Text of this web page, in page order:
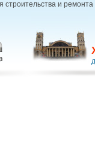
и